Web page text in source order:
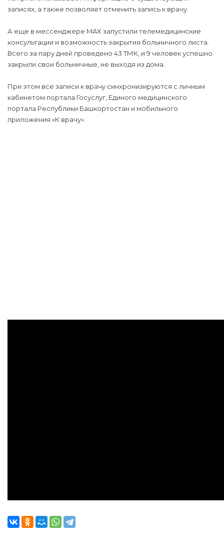
записях, а также позволяет отменить запись к врачу.
А еще в мессенджере MAX запустили телемедицинские
консультации и возможность закрытия больничного листа.
Всего за пару дней проведено 43 ТМК, и 9 человек успешно
закрыли свои больничные, не выходя из дома.
При этом все записи к врачу синхронизируются с личным
кабинетом портала Госуслуг, Единого медицинского
портала Республики Башкортостан и мобильного
приложения «К врачу».